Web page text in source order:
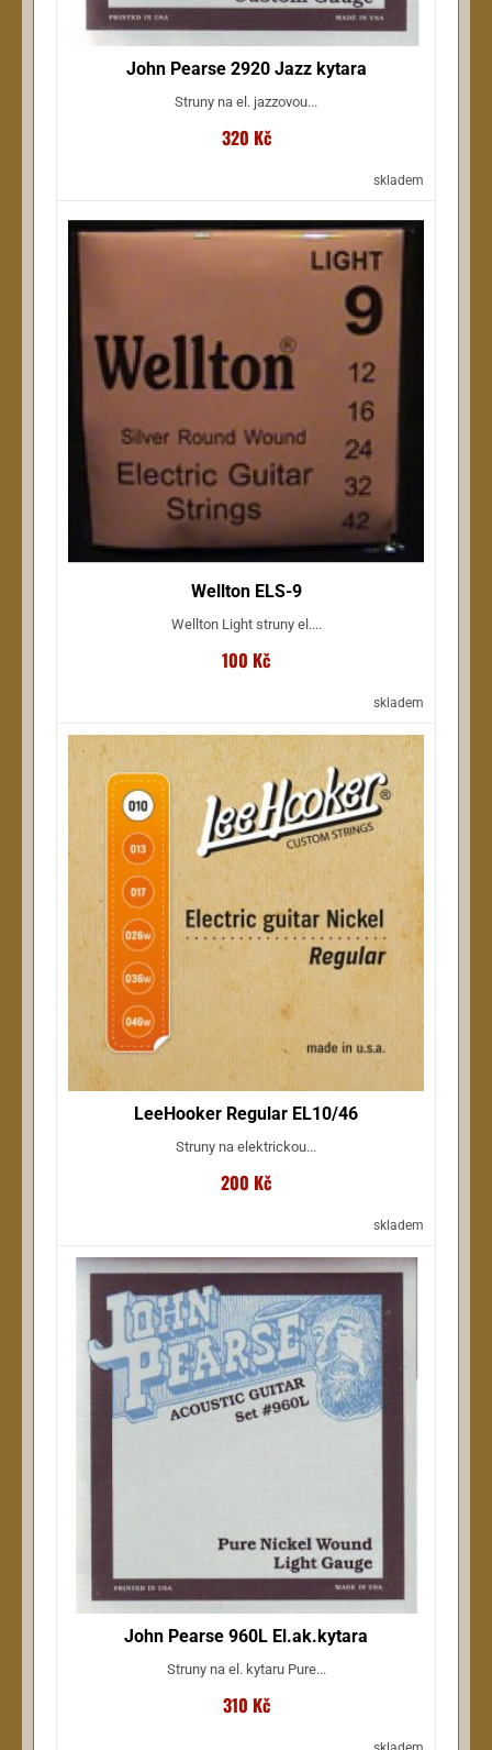
John Pearse 2920 Jazz kytara
Struny na el. jazzovou...
320 Kč
skladem
Wellton ELS-9
Wellton Light struny el....
100 Kč
skladem
LeeHooker Regular EL10/46
Struny na elektrickou...
200 Kč
skladem
John Pearse 960L El.ak.kytara
Struny na el. kytaru Pure...
310 Kč